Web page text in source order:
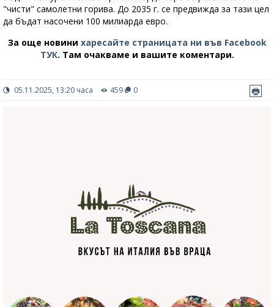
"чисти" самолетни горива. До 2035 г. се предвижда за тази цел
да бъдат насочени 100 милиарда евро.
За още новини харесайте страницата ни във Facebook
ТУК. Там очакваме и вашите коментари.
05.11.2025, 13:20 часа 459 0